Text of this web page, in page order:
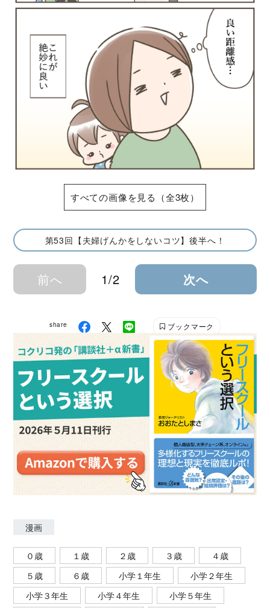
すべての画像を見る（全3枚）
第53回【夫婦げんかをしないコツ】後半へ！
前へ 1/2 次へ
share ブックマーク
漫画
０歳 １歳 ２歳 ３歳
４歳
５歳
６歳 小学１年生
小学２年生
小学３年生
小学４年生
小学５年生